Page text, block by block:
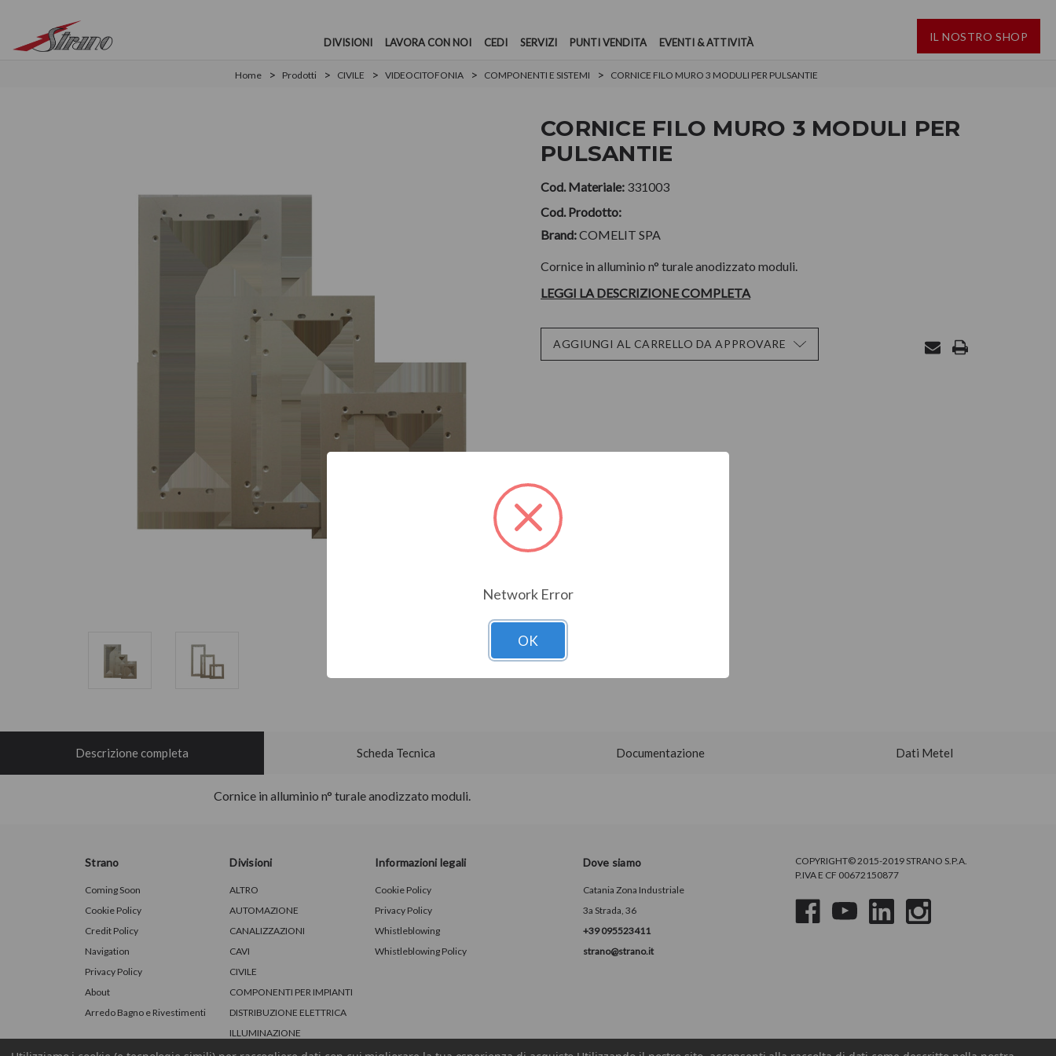
IL NOSTRO SHOP
DIVISIONI LAVORA CON NOI CEDI SERVIZI PUNTI VENDITA EVENTI & ATTIVITÀ
Home Prodotti CIVILE VIDEOCITOFONIA COMPONENTI E SISTEMI CORNICE FILO MURO 3 MODULI PER PULSANTIE
CORNICE FILO MURO 3 MODULI PER
PULSANTIE
Cod. Materiale: 331003
Cod. Prodotto:
Brand:COMELIT SPA
Cornice in alluminio n° turale anodizzato moduli.
LEGGI LA DESCRIZIONE COMPLETA
attuale:
AGGIUNGI AL CARRELLO DA APPROVARE
Descrizione completa Scheda Tecnica Documentazione Dati Metel
Cornice in alluminio n° turale anodizzato moduli.
Strano
Coming Soon
Cookie Policy
Credit Policy
Navigation
Privacy Policy
About
Arredo Bagno e Rivestimenti
Divisioni
ALTRO
AUTOMAZIONE
CANALIZZAZIONI
CAVI
CIVILE
COMPONENTI PER IMPIANTI
DISTRIBUZIONE ELETTRICA
ILLUMINAZIONE
RINNOVABILI
Informazioni legali
Cookie Policy
Privacy Policy
Whistleblowing
Whistleblowing Policy
Dove siamo
Catania Zona Industriale
3a Strada, 36
+39 095523411
strano@strano.it
COPYRIGHT© 2015-2019 STRANO S.P.A.
P.IVA E CF 00672150877
Network Error
OK